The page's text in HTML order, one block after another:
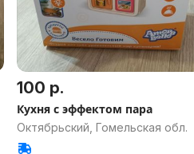
100 р.
Кухня с эффектом пара
Октябрьский, Гомельская обл.